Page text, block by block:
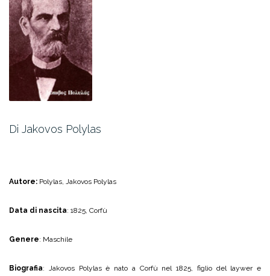
Di Jakovos Polylas
Autore: Polylas, Jakovos Polylas
Data di nascita: 1825, Corfù
Genere: Maschile
Biografia: Jakovos Polylas è nato a Corfù nel 1825, figlio del laywer e